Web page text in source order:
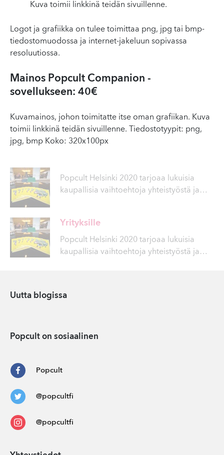
Kuva toimii linkkinä teidän sivuillenne.
Logot ja grafiikka on tulee toimittaa png, jpg tai bmp-
tiedostomuodossa ja internet-jakeluun sopivassa
resoluutiossa.
Mainos Popcult Companion -
sovellukseen: 40€
Kuvamainos, johon toimitatte itse oman grafiikan. Kuva
toimii linkkinä teidän sivuillenne. Tiedostotyypit: png,
jpg, bmp Koko: 320x100px
Popcult Helsinki 2020 tarjoaa lukuisia
kaupallisia vaihtoehtoja yhteistyöstä ja …
Yrityksille
Popcult Helsinki 2020 tarjoaa lukuisia
kaupallisia vaihtoehtoja yhteistyöstä ja …
Uutta blogissa
Popcult on sosiaalinen
Popcult
@popcultfi
@popcultfi